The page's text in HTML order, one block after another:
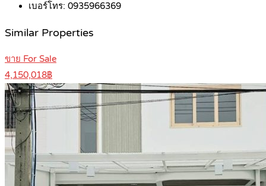
เบอร์โทร: 0935966369
Similar Properties
ขาย For Sale
4,150,018฿